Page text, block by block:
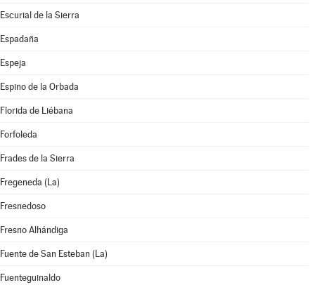
Escurial de la Sierra
Espadaña
Espeja
Espino de la Orbada
Florida de Liébana
Forfoleda
Frades de la Sierra
Fregeneda (La)
Fresnedoso
Fresno Alhándiga
Fuente de San Esteban (La)
Fuenteguinaldo